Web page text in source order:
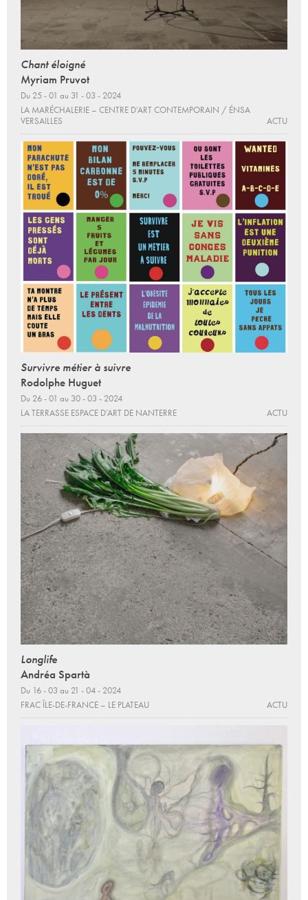
Chant éloigné
Myriam Pruvot
Du 25 - 01 au 31 - 03 - 2024
LA MARÉCHALERIE – CENTRE D’ART CONTEMPORAIN / ÉNSA
VERSAILLES
ACTU
Survivre métier à suivre
Rodolphe Huguet
Du 26 - 01 au 30 - 03 - 2024
LA TERRASSE ESPACE D’ART DE NANTERRE
ACTU
Longlife
Andréa Spartà
Du 16 - 03 au 21 - 04 - 2024
FRAC ÎLE-DE-FRANCE – LE PLATEAU
ACTU